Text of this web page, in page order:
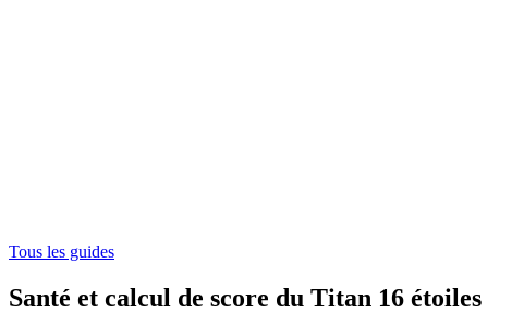
Tous les guides
Santé et calcul de score du Titan 16 étoiles